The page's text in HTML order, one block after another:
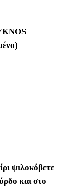
ψιλοκόβετε
και στο